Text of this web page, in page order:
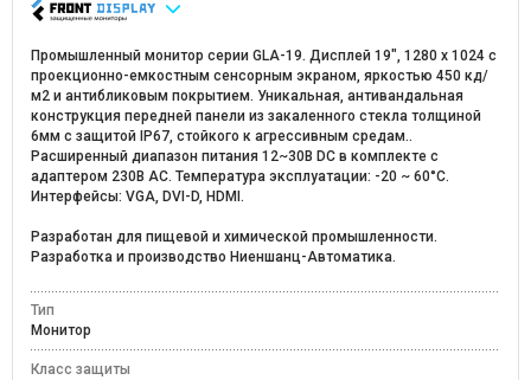
Промышленный монитор серии GLA-19. Дисплей 19", 1280 х 1024 с
проекционно-емкостным сенсорным экраном, яркостью 450 кд/
м2 и антибликовым покрытием. Уникальная, антивандальная
конструкция передней панели из закаленного стекла толщиной
6мм c защитой IP67, стойкого к агрессивным средам..
Расширенный диапазон питания 12~30В DC в комплекте с
адаптером 230В AC. Температура эксплуатации: -20 ~ 60°C.
Интерфейсы: VGA, DVI-D, HDMI.
Разработан для пищевой и химической промышленности.
Разработка и производство Ниеншанц-Автоматика.
Тип
Монитор
Класс защиты